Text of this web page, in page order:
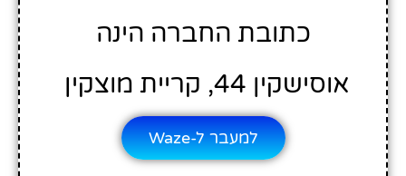
כתובת החברה הינה
אוסישקין 44, קריית מוצקין
למעבר ל-Waze